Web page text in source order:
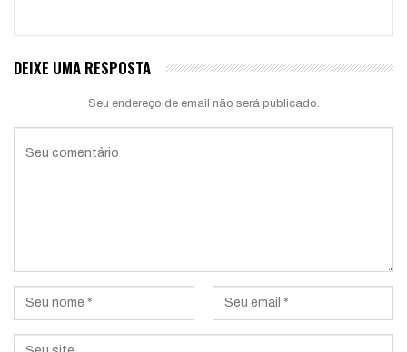
DEIXE UMA RESPOSTA
Seu endereço de email não será publicado.